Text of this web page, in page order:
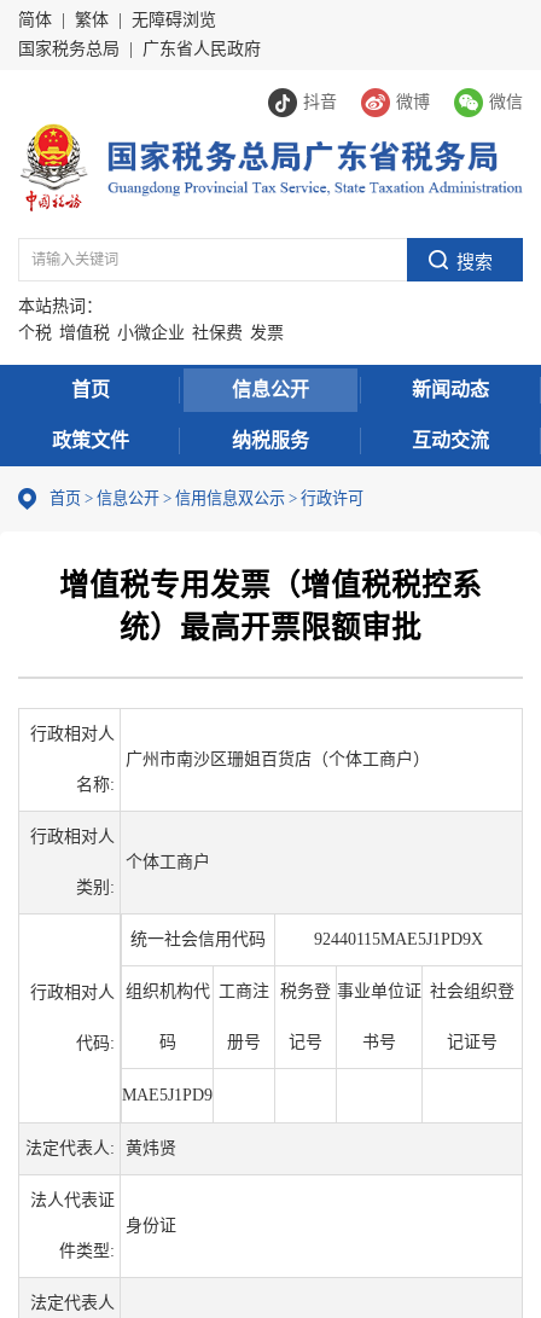
简体 繁体
无障碍浏览
国家税务总局
广东省人民政府
抖音 微博 微信
本站热词：
个税 增值税 小微企业 社保费 发票
首页 信息公开 新闻动态
政策文件 纳税服务 互动交流
首页 > 信息公开 > 信用信息双公示 > 行政许可
增值税专用发票（增值税税控系
统）最高开票限额审批
行政相对人
名称:
广州市南沙区珊姐百货店（个体工商户）
行政相对人
类别:
个体工商户
行政相对人
代码:
统一社会信用代码 92440115MAE5J1PD9X
组织机构代
码
工商注
册号
税务登
记号
事业单位证
书号
社会组织登
记证号
MAE5J1PD9
法定代表人: 黄炜贤
法人代表证
件类型:
身份证
法定代表人